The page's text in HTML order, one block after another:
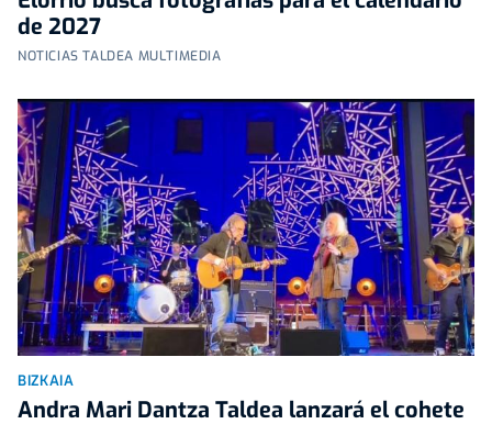
de 2027
NOTICIAS TALDEA MULTIMEDIA
BIZKAIA
Andra Mari Dantza Taldea lanzará el cohete